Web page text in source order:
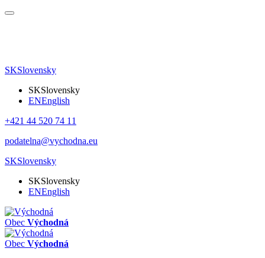
SKSlovensky
SKSlovensky
ENEnglish
+421 44 520 74 11
podatelna@vychodna.eu
SKSlovensky
SKSlovensky
ENEnglish
Obec Východná
Obec Východná